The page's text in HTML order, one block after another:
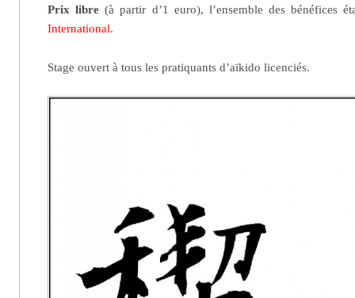
Prix libre (à partir d’1 euro), l’ensemble des bénéfices
International.
Stage ouvert à tous les pratiquants d’aïkido licenciés.